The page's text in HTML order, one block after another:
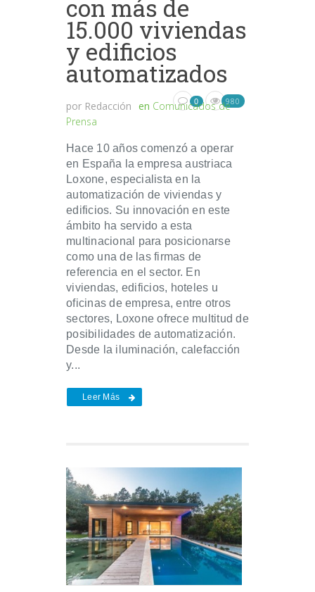
con más de
15.000 viviendas
y edificios
automatizados
por Redacción en Comunicados de
Prensa
0 980
Hace 10 años comenzó a operar
en España la empresa austriaca
Loxone, especialista en la
automatización de viviendas y
edificios. Su innovación en este
ámbito ha servido a esta
multinacional para posicionarse
como una de las firmas de
referencia en el sector. En
viviendas, edificios, hoteles u
oficinas de empresa, entre otros
sectores, Loxone ofrece multitud de
posibilidades de automatización.
Desde la iluminación, calefacción
y...
Leer Más